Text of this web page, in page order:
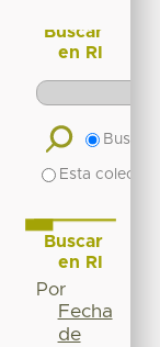
Buscar
en RI
Buscar
Esta
Buscar
en RI
Por
Fecha
de